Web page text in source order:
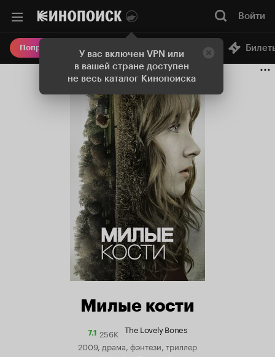
У вас включен VPN или
в вашей стране доступен
не весь каталог Кинопоиска
Войти
Попробовать Плюс Онлайн-кинотеатр
Милые кости
7.1Рейтинг
Кинопоиска
7.1
256K The Lovely Bones
2009, драма, фэнтези, триллер